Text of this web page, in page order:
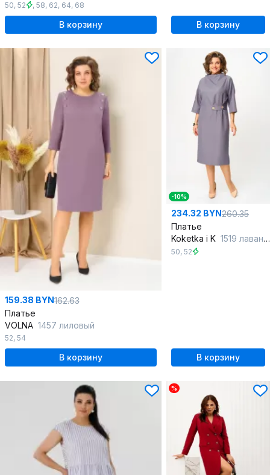
50, 52 , 58, 62, 64, 68
В корзину В корзину
159.38 BYN162.63
Платье
VOLNA 1457 лиловый
52, 54
В корзину
-10%
234.32 BYN260.35
Платье
Koketka i K 1519 лавандовый
50, 52
В корзину
%